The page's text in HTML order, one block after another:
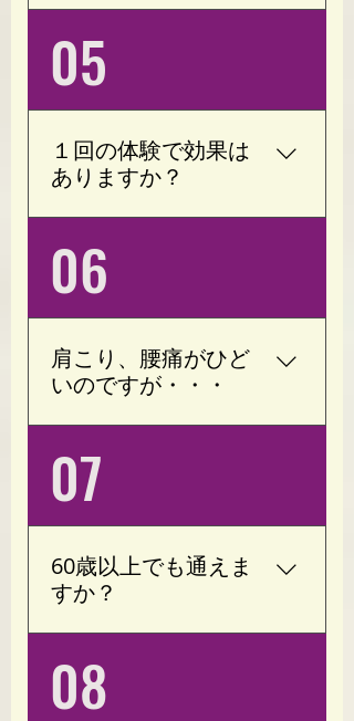
って異なりますが、週1回
（月4回）のペースから
始められる方が多くいら
っしゃいます。 無理なく
続けることを大切にして
おりますので、ライフス
タイルに合わせて月額プ
ランや回数券をご提案い
たします。 「ご希望があ
れば月6回・8回のご案内
も可能です。」
05
１回の体験で効果は
ありますか？
「身体が軽くなった」
「血行が良くなった」
「動きやすくなった」と
感じる方が多くいらっし
ゃいます。 継続すること
で、より効果を実感しや
すくなります。
06
肩こり、腰痛がひど
いのですが・・・
療法で改善することが見
込まれております。 肩こ
り、腰痛の原因の一つと
して過緊張(ストレスによ
り緊張状態が続く)がござ
います。 当サロンは運
動、ストレッチだけでな
く、血流を良くして神経
(交感神経/副交感神経)の
バランスを整えます。 現
07
60歳以上でも通えま
すか？
されに来ております。 ご
来店される方の98％はト
08